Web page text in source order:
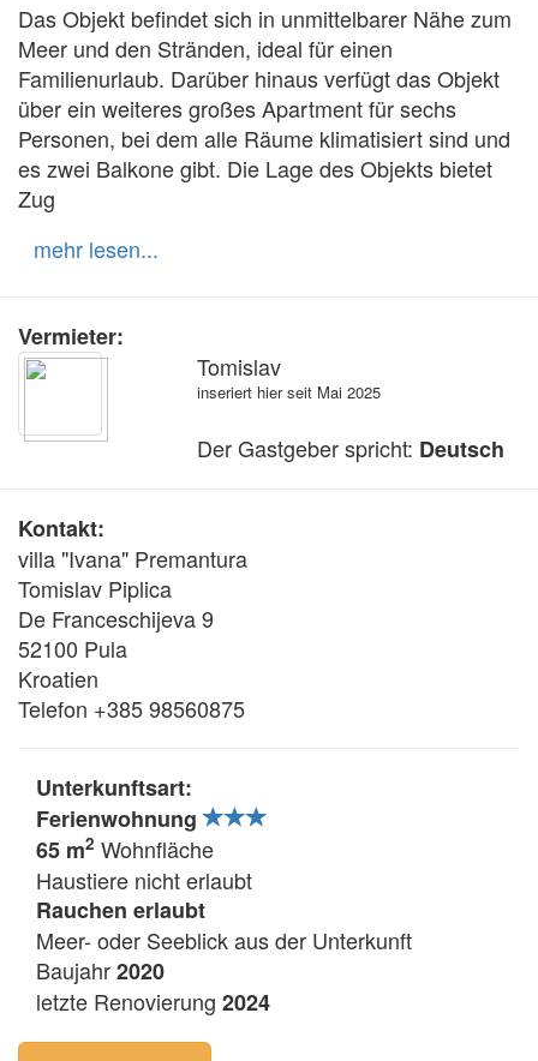
Das Objekt befindet sich in unmittelbarer Nähe zum
Meer und den Stränden, ideal für einen
Familienurlaub. Darüber hinaus verfügt das Objekt
über ein weiteres großes Apartment für sechs
Personen, bei dem alle Räume klimatisiert sind und
es zwei Balkone gibt. Die Lage des Objekts bietet
Zug
mehr lesen...
Vermieter:
Tomislav
inseriert hier seit Mai 2025
Der Gastgeber spricht: Deutsch
Kontakt:
villa "Ivana" Premantura
Tomislav Piplica
De Franceschijeva 9
52100 Pula
Kroatien
Telefon +385 98560875
Unterkunftsart:
Ferienwohnung
65 m2 Wohnfläche
Haustiere nicht erlaubt
Rauchen erlaubt
Meer- oder Seeblick aus der Unterkunft
Baujahr2020
letzte Renovierung 2024